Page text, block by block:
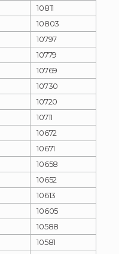
10811
10803
10797
10779
10769
10730
10720
10711
10672
10671
10658
10652
10613
10605
10588
10581